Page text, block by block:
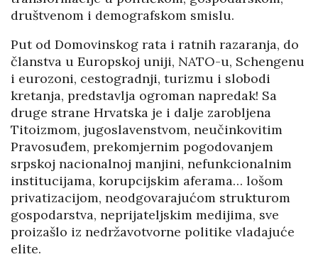
društvenom i demografskom smislu.
Put od Domovinskog rata i ratnih razaranja, do
članstva u Europskoj uniji, NATO-u, Schengenu
i eurozoni, cestogradnji, turizmu i slobodi
kretanja, predstavlja ogroman napredak! Sa
druge strane Hrvatska je i dalje zarobljena
Titoizmom, jugoslavenstvom, neučinkovitim
Pravosuđem, prekomjernim pogodovanjem
srpskoj nacionalnoj manjini, nefunkcionalnim
institucijama, korupcijskim aferama… lošom
privatizacijom, neodgovarajućom strukturom
gospodarstva, neprijateljskim medijima, sve
proizašlo iz nedržavotvorne politike vladajuće
elite.